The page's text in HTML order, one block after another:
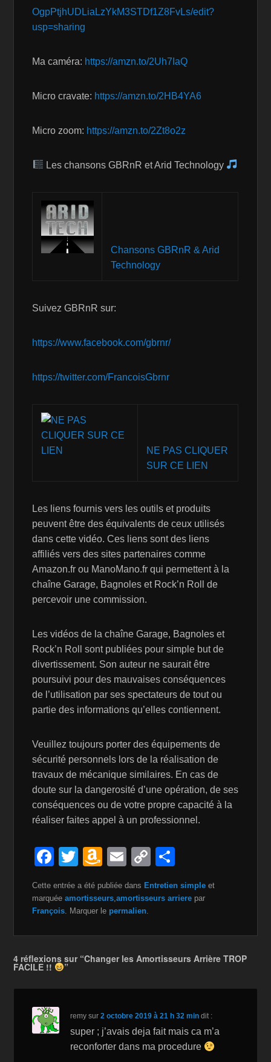
OgpPtjhUDLiaLzYkM3STDf1Z8FvLs/edit?
usp=sharing
Ma caméra: https://amzn.to/2Uh7IaQ
Micro cravate: https://amzn.to/2HB4YA6
Micro zoom: https://amzn.to/2Zt8o2z
Les chansons GBRnR et Arid Technology
Chansons GBRnR & Arid
Technology
Suivez GBRnR sur:
https://www.facebook.com/gbrnr/
https://twitter.com/FrancoisGbrnr
NE PAS CLIQUER
SUR CE LIEN
Les liens fournis vers les outils et produits
peuvent être des équivalents de ceux utilisés
dans cette vidéo. Ces liens sont des liens
affiliés vers des sites partenaires comme
Amazon.fr ou ManoMano.fr qui permettent à la
chaîne Garage, Bagnoles et Rock’n Roll de
percevoir une commission.
Les vidéos de la chaîne Garage, Bagnoles et
Rock’n Roll sont publiées pour simple but de
divertissement. Son auteur ne saurait être
poursuivi pour des mauvaises conséquences
de l’utilisation par ses spectateurs de tout ou
partie des informations qu’elles contiennent.
Veuillez toujours porter des équipements de
sécurité personnels lors de la réalisation de
travaux de mécanique similaires. En cas de
doute sur la dangerosité d’une opération, de ses
conséquences ou de votre propre capacité à la
réaliser faites appel à un professionnel.
F
c
e
b
o
o
k
T
tt
er
A
a
z
o
n
is
h
Li
st
E
ail
C
p
Li
n
ta
er
Cette entrée a été publiée dans Entretien simple et
marquéeamortisseurs ,amortisseurs arriere par
François . Marquer le permalien
4 réflexions sur “Changer les Amortisseurs Arrière TROP
FACILE !! ”
remy sur2 octobre 2019 à 21 h 32 min dit :
super ; j’avais deja fait mais ca m’a
reconforter dans ma procedure